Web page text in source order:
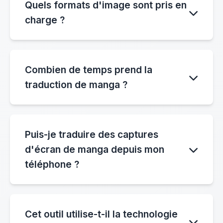
manhwa coréens et les manhua chinois pour
la traduction multilingue de bandes dessinées.
Quels formats d'image sont pris en
charge ?
Mo.
Combien de temps prend la
traduction de manga ?
complexité de l'image et la charge du
serveur.
Puis-je traduire des captures
d'écran de manga depuis mon
téléphone ?
ordinateur et le traducteur de manga par IA
Cet outil utilise-t-il la technologie